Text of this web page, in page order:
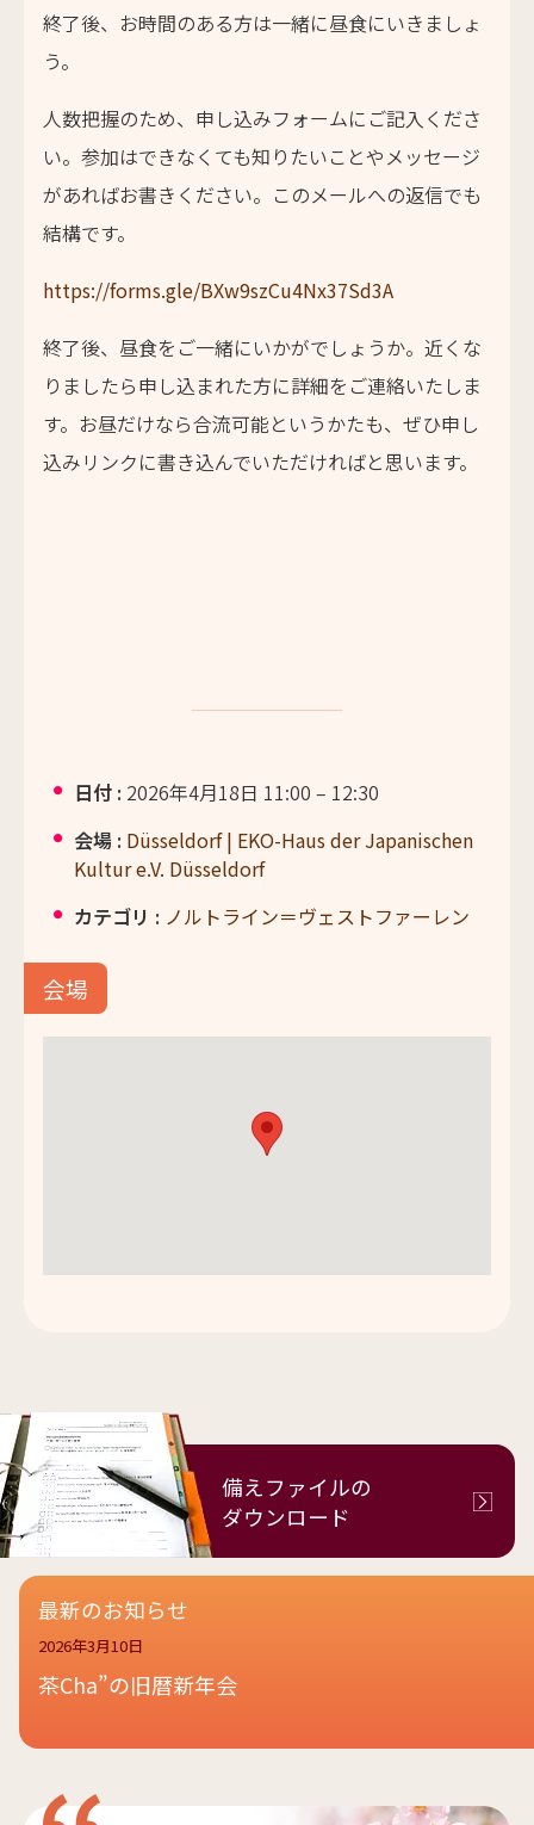
終了後、お時間のある方は一緒に昼食にいきましょ
う。
人数把握のため、申し込みフォームにご記入くださ
い。参加はできなくても知りたいことやメッセージ
があればお書きください。このメールへの返信でも
結構です。
https://forms.gle/BXw9szCu4Nx37Sd3A
終了後、昼食をご一緒にいかがでしょうか。近くな
りましたら申し込まれた方に詳細をご連絡いたしま
す。お昼だけなら合流可能というかたも、ぜひ申し
込みリンクに書き込んでいただければと思います。
日付 : 2026年4月18日 11:00 – 12:30
会場 : Düsseldorf | EKO-Haus der Japanischen
Kultur e.V. Düsseldorf
カテゴリ : ノルトライン＝ヴェストファーレン
会場
備えファイルの
ダウンロード
最新のお知らせ
2026年3月10日
茶Cha”の旧暦新年会